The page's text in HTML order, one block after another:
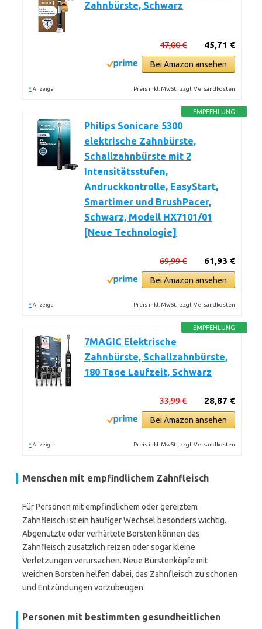
Zahnbürste, Schwarz
45,71 €
47,00 €
Bei Amazon ansehen
* Anzeige Preis inkl. MwSt., zzgl. Versandkosten
EMPFEHLUNG
Philips Sonicare 5300
elektrische Zahnbürste,
Schallzahnbürste mit 2
Intensitätsstufen,
Andruckkontrolle, EasyStart,
Smartimer und BrushPacer,
Schwarz, Modell HX7101/01
[Neue Technologie]
61,93 €
69,99 €
Bei Amazon ansehen
* Anzeige Preis inkl. MwSt., zzgl. Versandkosten
EMPFEHLUNG
7MAGIC Elektrische
Zahnbürste, Schallzahnbürste,
180 Tage Laufzeit, Schwarz
28,87 €
33,99 €
Bei Amazon ansehen
* Anzeige Preis inkl. MwSt., zzgl. Versandkosten
Menschen mit empfindlichem Zahnfleisch
Für Personen mit empfindlichem oder gereiztem
Zahnfleisch ist ein häufiger Wechsel besonders wichtig.
Abgenutzte oder verhärtete Borsten können das
Zahnfleisch zusätzlich reizen oder sogar kleine
Verletzungen verursachen. Neue Bürstenköpfe mit
weichen Borsten helfen dabei, das Zahnfleisch zu schonen
und Entzündungen vorzubeugen.
Personen mit bestimmten gesundheitlichen